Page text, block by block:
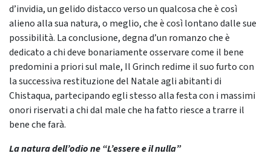
d’invidia, un gelido distacco verso un qualcosa che è così
alieno alla sua natura, o meglio, che è così lontano dalle sue
possibilità. La conclusione, degna d’un romanzo che è
dedicato a chi deve bonariamente osservare come il bene
predomini a priori sul male, Il Grinch redime il suo furto con
la successiva restituzione del Natale agli abitanti di
Chistaqua, partecipando egli stesso alla festa con i massimi
onori riservati a chi dal male che ha fatto riesce a trarre il
bene che farà.
La natura dell’odio ne “L’essere e il nulla”